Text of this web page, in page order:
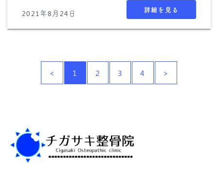
2021年8月24日 詳細を見る
< 1 2 3 4 >